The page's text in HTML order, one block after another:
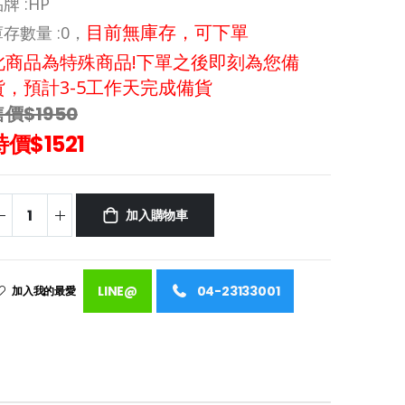
數量 :0， 目前無庫存，可下單
商品為特殊商品!下單之後即刻為您備
，預計3-5工作天完成備貨
價$1950
價$1521
加入購物車
加入我的最愛 LINE@ 04-23133001